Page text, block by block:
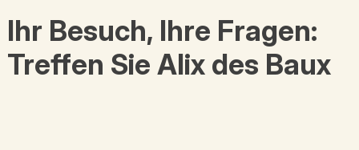
Ihr Besuch, Ihre Fragen:
Treffen Sie Alix des Baux